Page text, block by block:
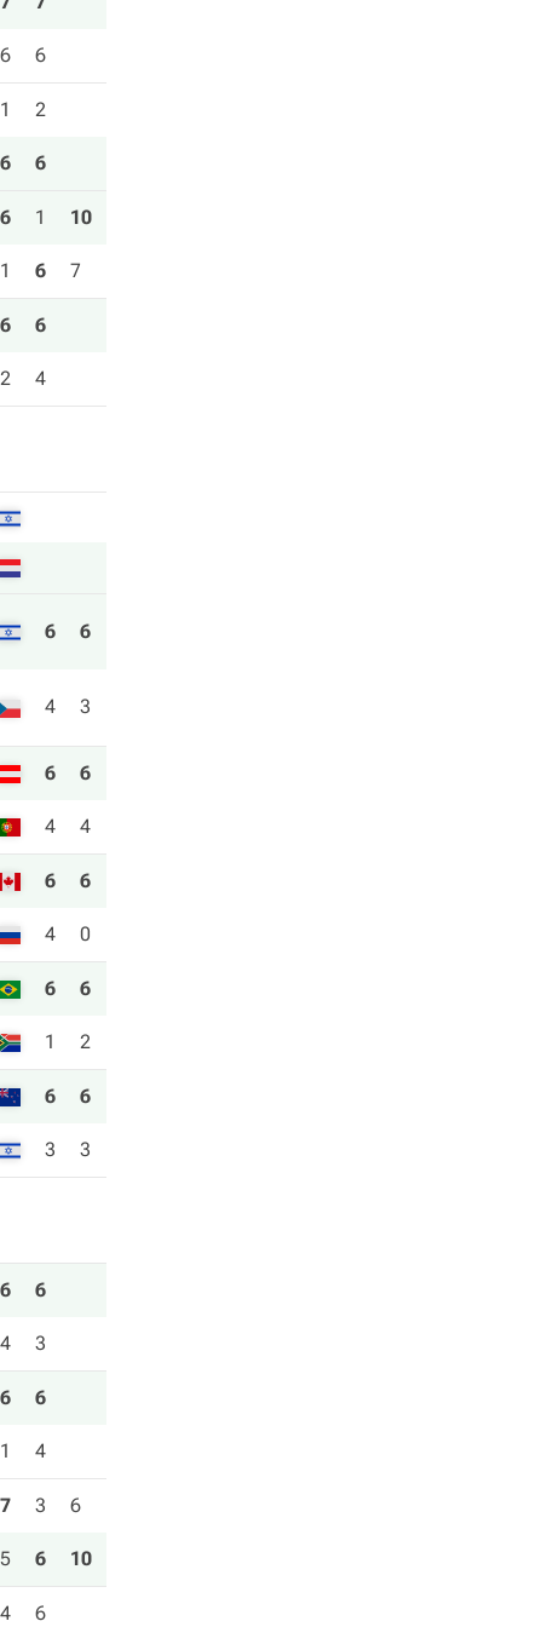
6 6
1 2
6 6
6 1 10
1 6 7
6 6
2 4
6 6
4 3
6 6
4 4
6 6
4 0
6 6
1 2
6 6
3 3
6 6
4 3
6 6
1 4
7 3 6
5 6 10
4 6